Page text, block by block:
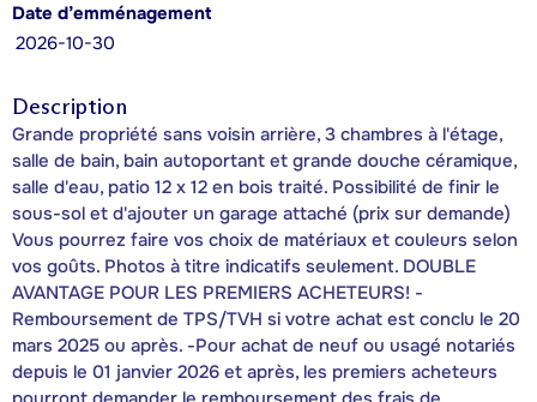
Date d’emménagement
2026-10-30
Description
Grande propriété sans voisin arrière, 3 chambres à l'étage,
salle de bain, bain autoportant et grande douche céramique,
salle d'eau, patio 12 x 12 en bois traité. Possibilité de finir le
sous-sol et d'ajouter un garage attaché (prix sur demande)
Vous pourrez faire vos choix de matériaux et couleurs selon
vos goûts. Photos à titre indicatifs seulement. DOUBLE
AVANTAGE POUR LES PREMIERS ACHETEURS! -
Remboursement de TPS/TVH si votre achat est conclu le 20
mars 2025 ou après. -Pour achat de neuf ou usagé notariés
depuis le 01 janvier 2026 et après, les premiers acheteurs